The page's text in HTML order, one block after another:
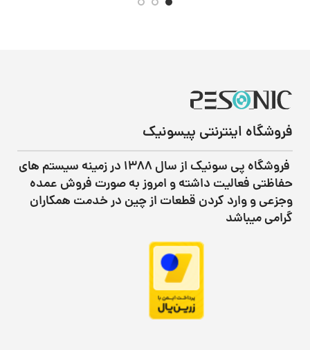
فروشگاه اینترنتی پیسونیک
فروشگاه پی سونیک از سال ۱۳۸۸ در زمینه سیستم های
حفاظتی فعالیت داشته و امروز به صورت فروش عمده
وجزعی و وارد کردن قطعات از چین در خدمت همکاران
گرامی میباشد